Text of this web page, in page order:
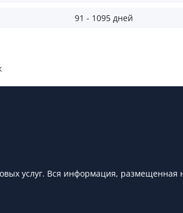
91 - 1095 дней
услуг. Вся информация, размещенная